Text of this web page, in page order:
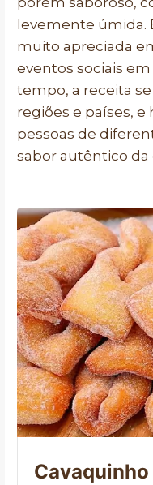
levemente úmida.
muito apreciada
eventos sociais
tempo, a receita
regiões e países, e
pessoas de
sabor autêntico